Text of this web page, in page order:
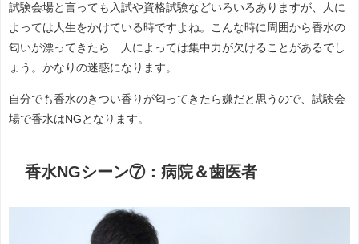
試験会場と言っても入試や資格試験などいろいろありますが、人に
よっては人生をかけている時ですよね。こんな時に周囲から香水の
匂いが漂ってきたら…人によっては集中力が欠けることがあるでし
ょう。かなりの迷惑になります。
自分でも香水のきつい香りが匂ってきたら嫌だと思うので、試験会
場で香水はNGとなります。
香水NGシーン⑦：病院＆歯医者